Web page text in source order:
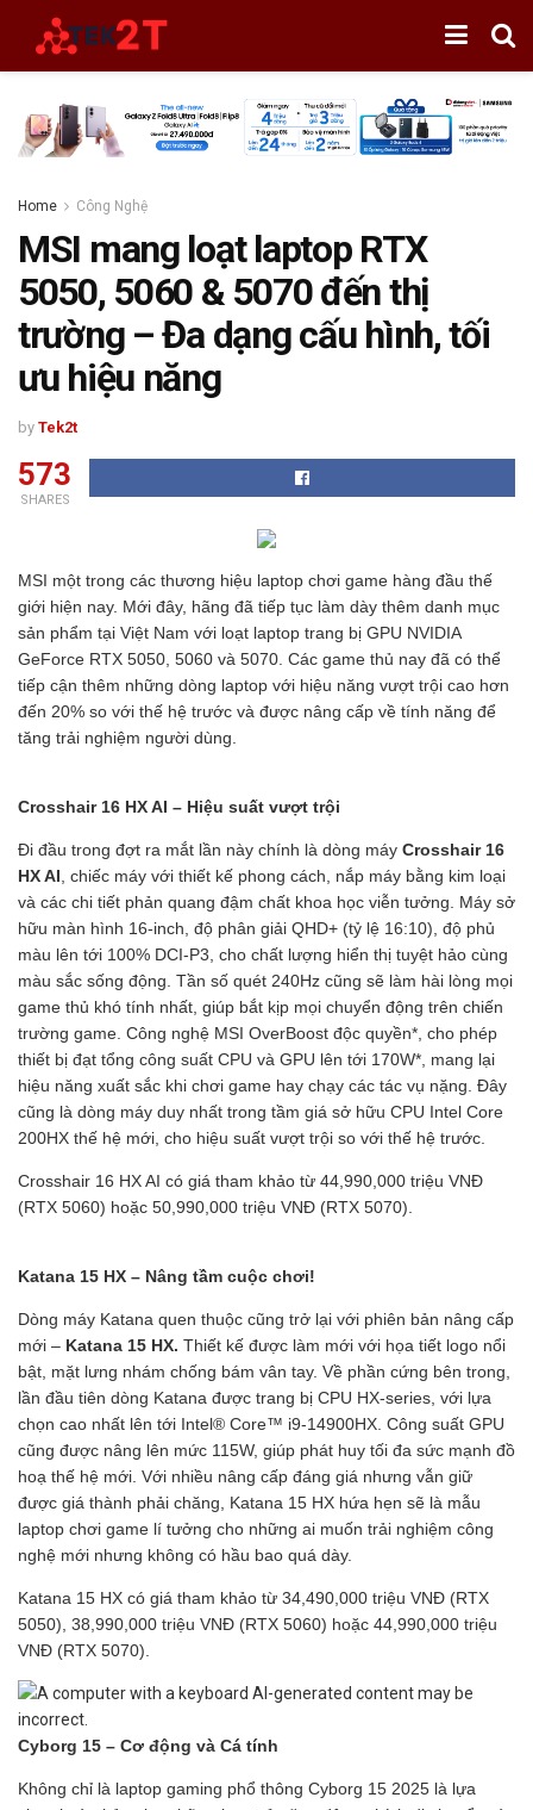
Home Công Nghệ
MSI mang loạt laptop RTX
5050, 5060 & 5070 đến thị
trường – Đa dạng cấu hình, tối
ưu hiệu năng
by Tek2t
573
SHARES
MSI một trong các thương hiệu laptop chơi game hàng đầu thế
giới hiện nay. Mới đây, hãng đã tiếp tục làm dày thêm danh mục
sản phẩm tại Việt Nam với loạt laptop trang bị GPU NVIDIA
GeForce RTX 5050, 5060 và 5070. Các game thủ nay đã có thể
tiếp cận thêm những dòng laptop với hiệu năng vượt trội cao hơn
đến 20% so với thế hệ trước và được nâng cấp về tính năng để
tăng trải nghiệm người dùng.
Crosshair 16 HX AI – Hiệu suất vượt trội
Đi đầu trong đợt ra mắt lần này chính là dòng máy Crosshair 16
HX AI , chiếc máy với thiết kế phong cách, nắp máy bằng kim loại
và các chi tiết phản quang đậm chất khoa học viễn tưởng. Máy sở
hữu màn hình 16-inch, độ phân giải QHD+ (tỷ lệ 16:10), độ phủ
màu lên tới 100% DCI-P3, cho chất lượng hiển thị tuyệt hảo cùng
màu sắc sống động. Tần số quét 240Hz cũng sẽ làm hài lòng mọi
game thủ khó tính nhất, giúp bắt kịp mọi chuyển động trên chiến
trường game. Công nghệ MSI OverBoost độc quyền*, cho phép
thiết bị đạt tổng công suất CPU và GPU lên tới 170W*, mang lại
hiệu năng xuất sắc khi chơi game hay chạy các tác vụ nặng. Đây
cũng là dòng máy duy nhất trong tầm giá sở hữu CPU Intel Core
200HX thế hệ mới, cho hiệu suất vượt trội so với thế hệ trước.
Crosshair 16 HX AI có giá tham khảo từ 44,990,000 triệu VNĐ
(RTX 5060) hoặc 50,990,000 triệu VNĐ (RTX 5070).
Katana 15 HX – Nâng tầm cuộc chơi!
Dòng máy Katana quen thuộc cũng trở lại với phiên bản nâng cấp
mới – Katana 15 HX. Thiết kế được làm mới với họa tiết logo nổi
bật, mặt lưng nhám chống bám vân tay. Về phần cứng bên trong,
lần đầu tiên dòng Katana được trang bị CPU HX-series, với lựa
chọn cao nhất lên tới Intel® Core™ i9-14900HX. Công suất GPU
cũng được nâng lên mức 115W, giúp phát huy tối đa sức mạnh đồ
hoạ thế hệ mới. Với nhiều nâng cấp đáng giá nhưng vẫn giữ
được giá thành phải chăng, Katana 15 HX hứa hẹn sẽ là mẫu
laptop chơi game lí tưởng cho những ai muốn trải nghiệm công
nghệ mới nhưng không có hầu bao quá dày.
Katana 15 HX có giá tham khảo từ 34,490,000 triệu VNĐ (RTX
5050), 38,990,000 triệu VNĐ (RTX 5060) hoặc 44,990,000 triệu
VNĐ (RTX 5070).
Cyborg 15 – Cơ động và Cá tính
Không chỉ là laptop gaming phổ thông Cyborg 15 2025 là lựa